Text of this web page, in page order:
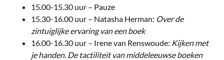
15.00-15.30 uur – Pauze
15.30-16.00 uur – Natasha Herman: Over de
zintuiglijke ervaring van een boek
16.00-16.30 uur – Irene van Renswoude: Kijken met
je handen. De tactiliteit van middeleeuwse boeken